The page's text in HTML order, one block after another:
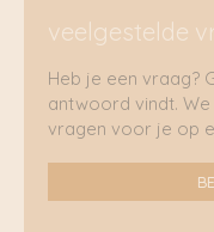
veelgestelde
Heb je een vraag?
antwoord vindt.
vragen voor je op